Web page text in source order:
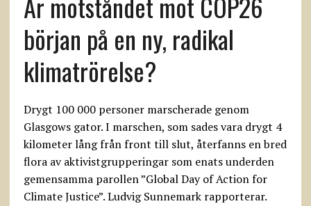
början på en ny, radikal
klimatrörelse?
Drygt 100 000 personer marscherade genom
Glasgows gator. I marschen, som sades vara drygt 4
kilometer lång från front till slut, återfanns en bred
flora av aktivistgrupperingar som enats underden
gemensamma parollen ”Global Day of Action for
Climate Justice”. Ludvig Sunnemark rapporterar.